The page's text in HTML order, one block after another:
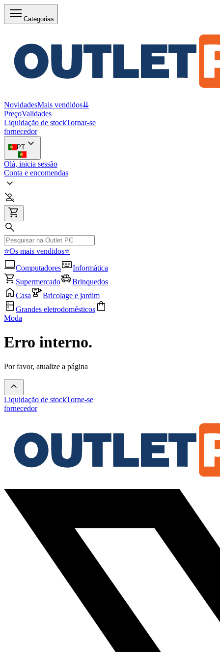
Categorias
NovidadesMais vendidos⇊
PreçoValidades
Liquidação de stockTornar-se
fornecedor
PT
Olá, inicia sessão
Conta e encomendas
⭐Os mais vendidos⭐
Computadores
Informática
Supermercado
Brinquedos
Casa
Bricolage e jardim
Grandes eletrodomésticos
Moda
Erro interno.
Por favor, atualize a página
Liquidação de stockTorne-se
fornecedor